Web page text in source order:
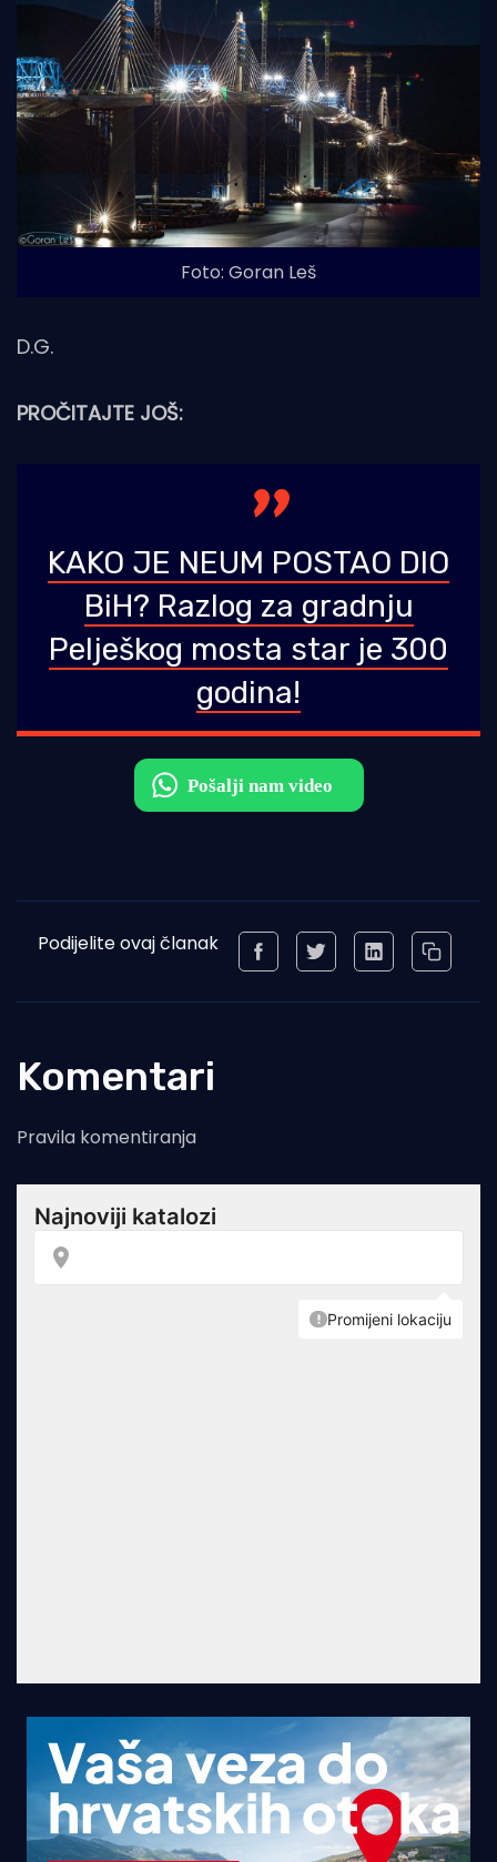
Foto: Goran Leš
D.G.
PROČITAJTE JOŠ:
KAKO JE NEUM POSTAO DIO
BiH? Razlog za gradnju
Pelješkog mosta star je 300
godina!
Podijelite ovaj članak
Komentari
Pravila komentiranja